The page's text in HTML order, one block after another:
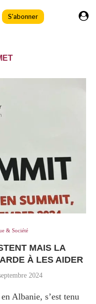
S'abonner
& Société
MAIS LA
À LES AIDER
2024
Albanie, s’est tenu